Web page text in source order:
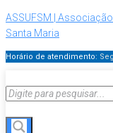
ASSUFSM |
Santa Maria
Horário de atendimento: